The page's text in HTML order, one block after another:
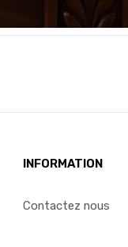
INFORMATION
Contactez nous